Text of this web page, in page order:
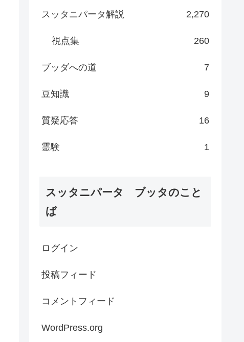
スッタニパータ解説 2,270
視点集 260
ブッダへの道 7
豆知識 9
質疑応答 16
霊験 1
スッタニパータ ブッタのこと
ば
ログイン
投稿フィード
コメントフィード
WordPress.org